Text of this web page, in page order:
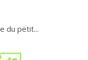
du petit...